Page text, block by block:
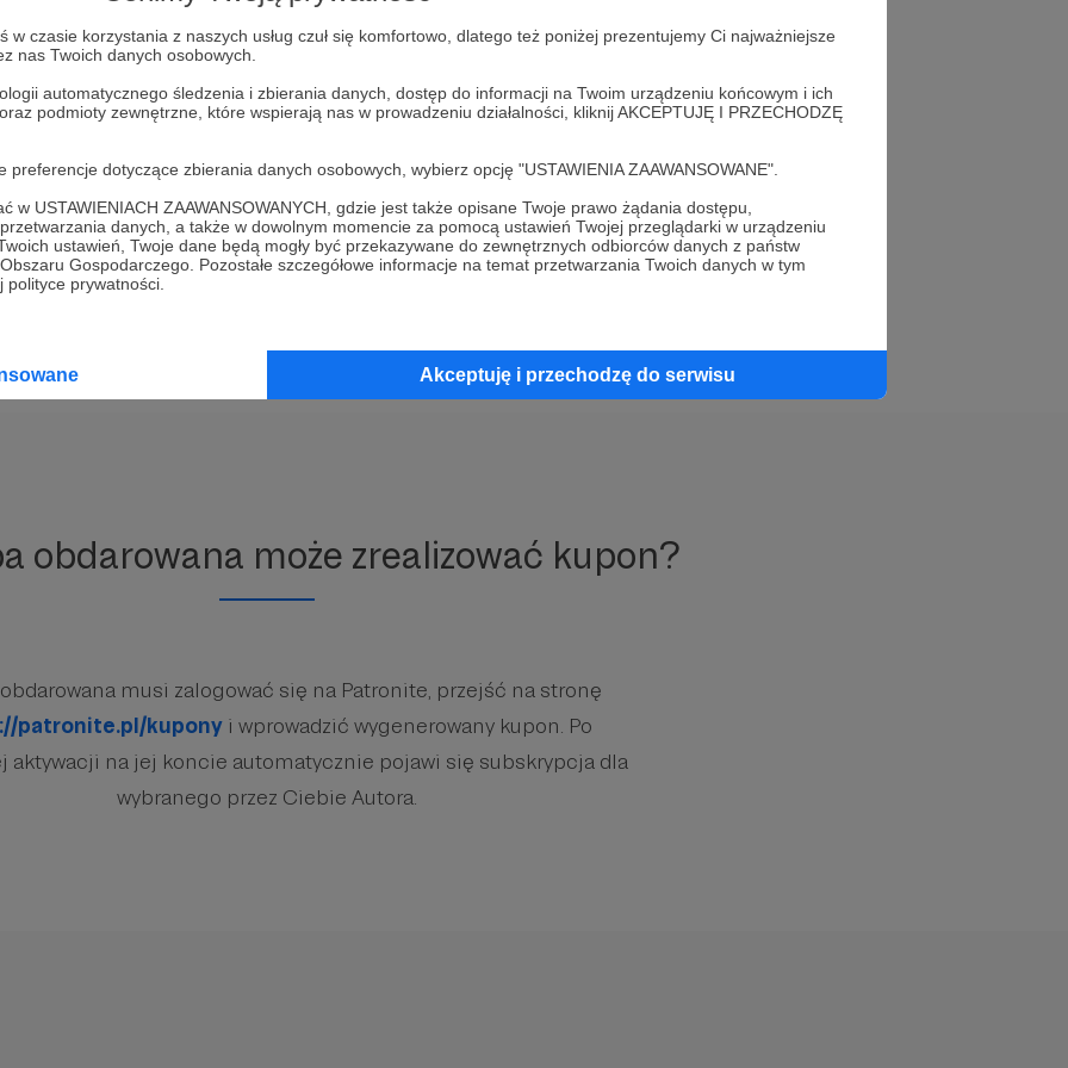
w czasie korzystania z naszych usług czuł się komfortowo, dlatego też poniżej prezentujemy Ci najważniejsze
nas Twoich danych osobowych.
automatycznego śledzenia i zbierania danych, dostęp do informacji na Twoim urządzeniu końcowym i ich
podmioty zewnętrzne, które wspierają nas w prowadzeniu działalności, kliknij AKCEPTUJĘ I PRZECHODZĘ
dotyczące zbierania danych osobowych, wybierz opcję "USTAWIENIA ZAAWANSOWANE".
w USTAWIENIACH ZAAWANSOWANYCH, gdzie jest także opisane Twoje prawo żądania dostępu,
danych, a także w dowolnym momencie za pomocą ustawień Twojej przeglądarki w urządzeniu
ustawień, Twoje dane będą mogły być przekazywane do zewnętrznych odbiorców danych z państw
Gospodarczego. Pozostałe szczegółowe informacje na temat przetwarzania Twoich danych w tym
prywatności.
Akceptuję i przechodzę do serwisu
Kup kupon podarunkowy
2 Opłać wsparcie za pomocą przelewu.
3 Prześlij wygenerowany kupon do swojego znajomego!
obdarowana może zrealizować kupon?
musi zalogować się na Patronite, przejść na stronę
patronite.pl/kupony i wprowadzić wygenerowany kupon. Po
aktywacji na jej koncie automatycznie pojawi się subskrypcja dla
wybranego przez Ciebie Autora.